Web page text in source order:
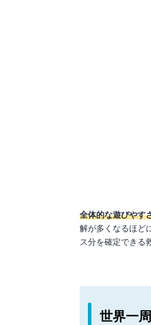
全体的な遊びやす
解が多くなるほど
ス分を確定できる
世界一